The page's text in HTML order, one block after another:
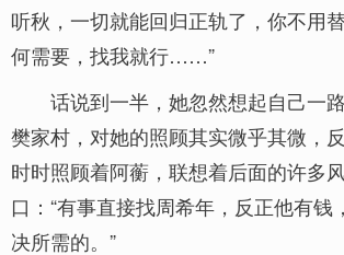
听秋，一切就能回归正轨了，你不用
何需要，找我就行……”
话说到一半，她忽然想起自己一
樊家村，对她的照顾其实微乎其微，
时时照顾着阿蘅，联想着后面的许多
口：“有事直接找周希年，反正他有钱
决所需的。”